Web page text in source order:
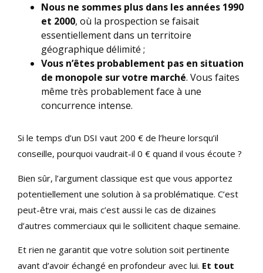
Nous ne sommes plus dans les années 1990
et 2000, où la prospection se faisait
essentiellement dans un territoire
géographique délimité ;
Vous n’êtes probablement pas en situation
de monopole sur votre marché. Vous faites
même très probablement face à une
concurrence intense.
Si le temps d’un DSI vaut 200 € de l’heure lorsqu’il
conseille, pourquoi vaudrait-il 0 € quand il vous écoute ?
Bien sûr, l’argument classique est que vous apportez
potentiellement une solution à sa problématique. C’est
peut-être vrai, mais c’est aussi le cas de dizaines
d’autres commerciaux qui le sollicitent chaque semaine.
Et rien ne garantit que votre solution soit pertinente
avant d’avoir échangé en profondeur avec lui. Et tout